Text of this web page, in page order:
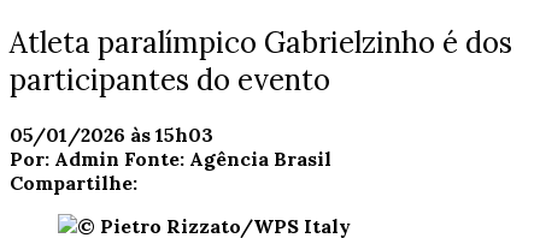
Atleta paralímpico Gabrielzinho é dos
participantes do evento
05/01/2026 às 15h03
Por: Admin Fonte: Agência Brasil
Compartilhe: